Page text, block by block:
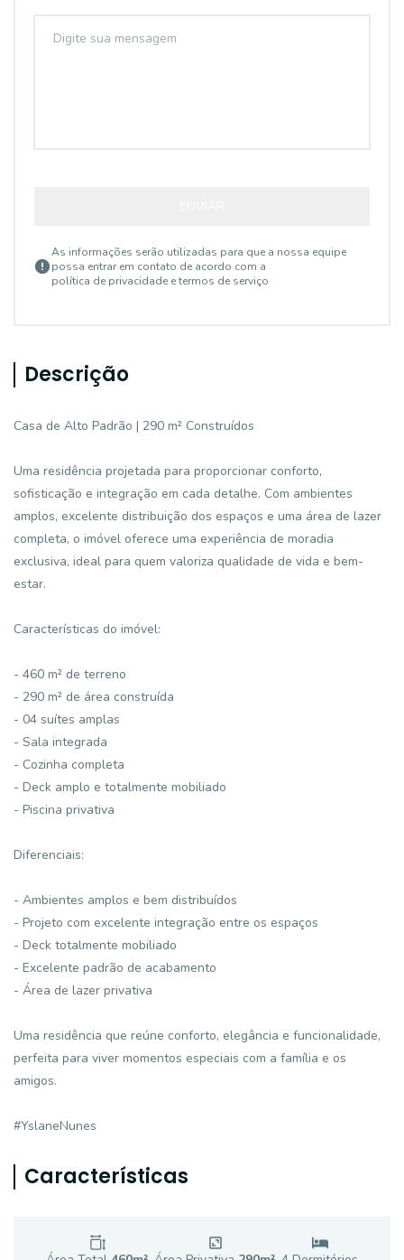
As informações serão utilizadas para que a nossa equipe
possa entrar em contato de acordo com a
política de privacidade e termos de serviço
Descrição
Casa de Alto Padrão | 290 m² Construídos
Uma residência projetada para proporcionar conforto,
sofisticação e integração em cada detalhe. Com ambientes
amplos, excelente distribuição dos espaços e uma área de lazer
completa, o imóvel oferece uma experiência de moradia
exclusiva, ideal para quem valoriza qualidade de vida e bem-
estar.
Características do imóvel:
- 460 m² de terreno
- 290 m² de área construída
- 04 suítes amplas
- Sala integrada
- Cozinha completa
- Deck amplo e totalmente mobiliado
- Piscina privativa
Diferenciais:
- Ambientes amplos e bem distribuídos
- Projeto com excelente integração entre os espaços
- Deck totalmente mobiliado
- Excelente padrão de acabamento
- Área de lazer privativa
Uma residência que reúne conforto, elegância e funcionalidade,
perfeita para viver momentos especiais com a família e os
amigos.
#YslaneNunes
Características